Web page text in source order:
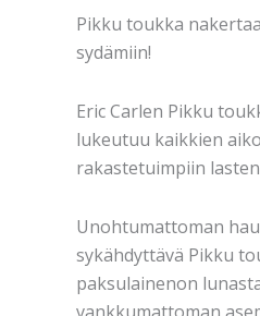
Pikku toukka
sydämiin!
Eric Carlen Pikku
lukeutuu kaikkien
rakastetuimpiin
Unohtumattoman
sykähdyttävä Pikku
paksulainenon